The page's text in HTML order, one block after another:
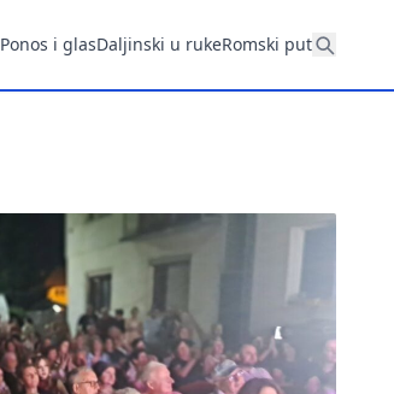
Ponos i glasDaljinski u rukeRomski put